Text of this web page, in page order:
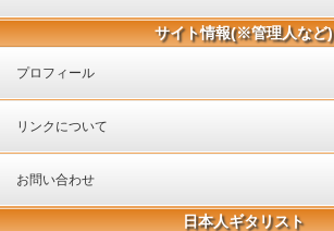
サイト情報(※管理人など)
プロフィール
リンクについて
お問い合わせ
日本人ギタリスト